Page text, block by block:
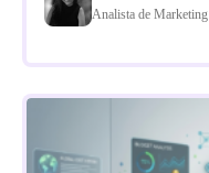
Analista de Marketing